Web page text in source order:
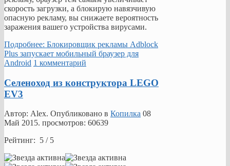
скорость загрузки, а блокирую навязчивую
опасную рекламу, вы снижаете вероятность
заражения вашего устройства вирусами.
Подробнее: Блокировщик рекламы Adblock
Plus запускает мобильный браузер для
Android 1 комментарий
Селеноход из конструктора LEGO
EV3
Автор: Alex. Опубликовано в Копилка 08
Май 2015. просмотров: 60639
Рейтинг: 5 / 5